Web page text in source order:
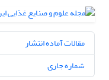
مقالات آماده انتشار
شماره جاری